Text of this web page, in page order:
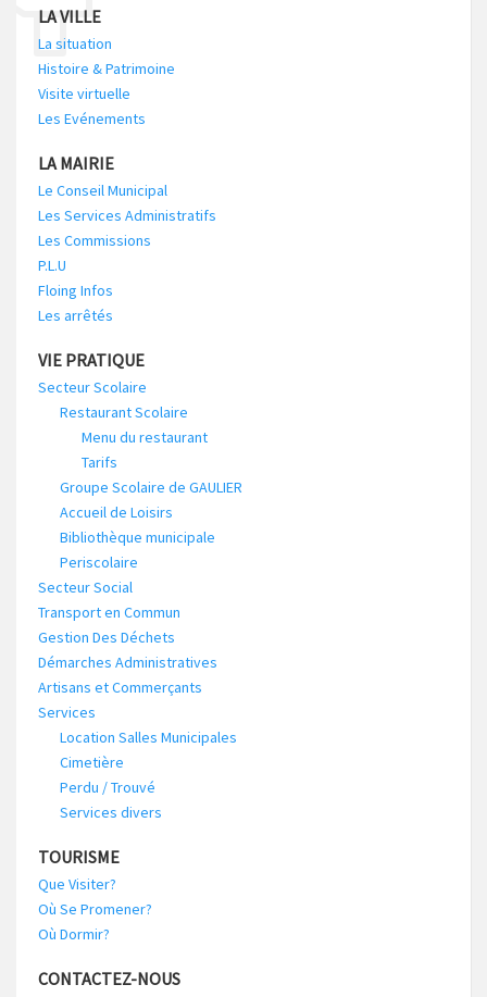
LA VILLE
La situation
Histoire & Patrimoine
Visite virtuelle
Les Evénements
LA MAIRIE
Le Conseil Municipal
Les Services Administratifs
Les Commissions
P.L.U
Floing Infos
Les arrêtés
VIE PRATIQUE
Secteur Scolaire
Restaurant Scolaire
Menu du restaurant
Tarifs
Groupe Scolaire de GAULIER
Accueil de Loisirs
Bibliothèque municipale
Periscolaire
Secteur Social
Transport en Commun
Gestion Des Déchets
Démarches Administratives
Artisans et Commerçants
Services
Location Salles Municipales
Cimetière
Perdu / Trouvé
Services divers
TOURISME
Que Visiter?
Où Se Promener?
Où Dormir?
CONTACTEZ-NOUS